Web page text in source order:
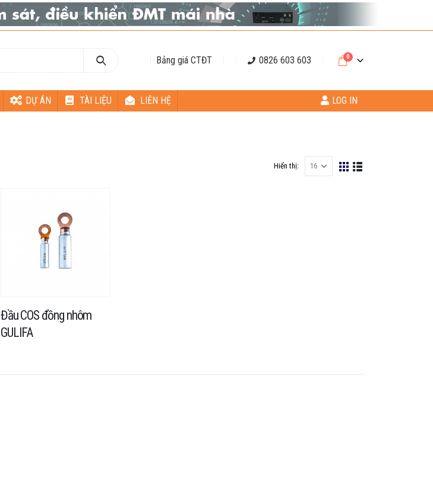
Bảng giá CTĐT 0826 603 603 0
DỰ ÁN TÀI LIỆU LIÊN HỆ LOG IN
Hiển thị:
Đầu COS đồng nhôm
GULIFA